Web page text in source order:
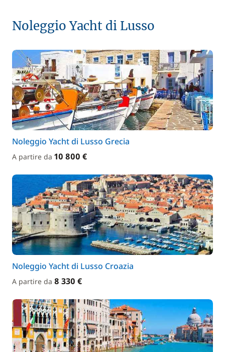
Noleggio Yacht di Lusso
Noleggio Yacht di Lusso Grecia
A partire da 10 800 €
Noleggio Yacht di Lusso Croazia
A partire da 8 330 €